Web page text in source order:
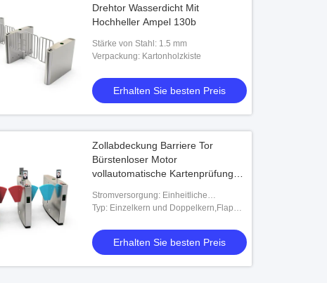
Drehtor Wasserdicht Mit
Hochheller Ampel 130b
Stärke von Stahl: 1.5 mm
Verpackung: Kartonholzkiste
Erhalten Sie besten Preis
Zollabdeckung Barriere Tor
Bürstenloser Motor
vollautomatische Kartenprüfung
Stromversorgung: Einheitliche
Prüfungen für die Verwendung von
Typ: Einzelkern und Doppelkern,Flap
Geschwindigkeitsspur,Vollautomatische
F
Erhalten Sie besten Preis